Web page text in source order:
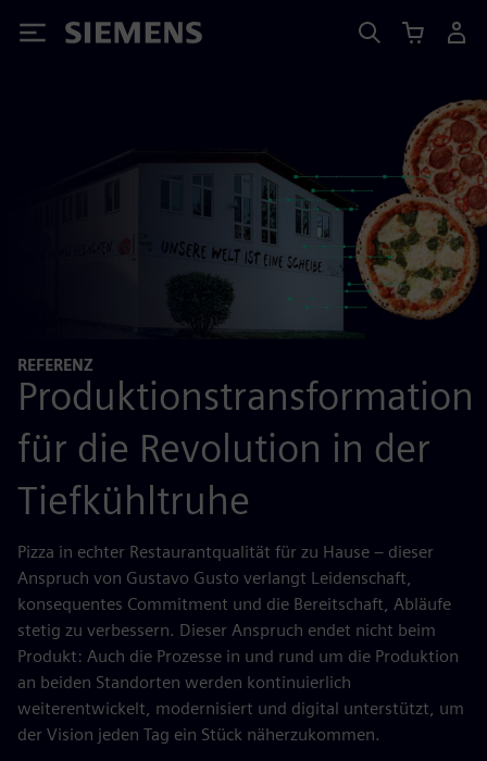
Siemens
REFERENZ
Produktionstransformation
für die Revolution in der
Tiefkühltruhe
Pizza in echter Restaurantqualität für zu Hause – dieser
Anspruch von Gustavo Gusto verlangt Leidenschaft,
konsequentes Commitment und die Bereitschaft, Abläufe
stetig zu verbessern. Dieser Anspruch endet nicht beim
Produkt: Auch die Prozesse in und rund um die Produktion
an beiden Standorten werden kontinuierlich
weiterentwickelt, modernisiert und digital unterstützt, um
der Vision jeden Tag ein Stück näherzukommen.